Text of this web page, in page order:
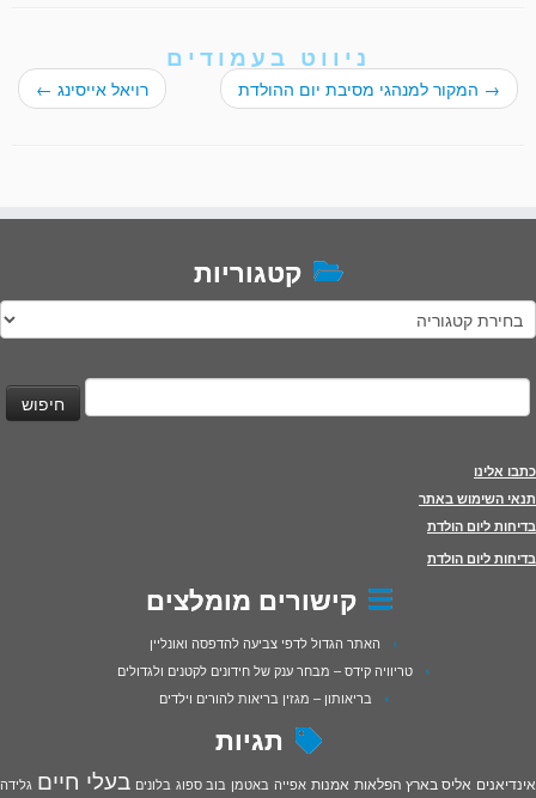
ניווט בעמודים
→ המקור למנהגי מסיבת יום ההולדת רויאל אייסינג ←
קטגוריות
קטגוריות
חיפוש:
כתבו אלינו
תנאי השימוש באתר
בדיחות ליום הולדת
בדיחות ליום הולדת
קישורים מומלצים
האתר הגדול לדפי צביעה להדפסה ואונליין
טריוויה קידס – מבחר ענק של חידונים לקטנים ולגדולים
בריאותון – מגזין בריאות להורים וילדים
תגיות
אינדיאנים אליס בארץ הפלאות אמנות אפייה באטמן בוב ספוג בלונים בעלי חיים גלידה